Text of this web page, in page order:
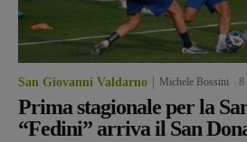
San Giovanni Valdarno Michele Bossini 8
Prima stagionale per la
“Fedini” arriva il San